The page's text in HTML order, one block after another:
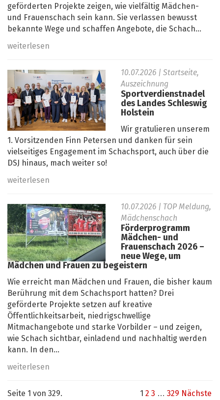
geförderten Projekte zeigen, wie vielfältig Mädchen-
und Frauenschach sein kann. Sie verlassen bewusst
bekannte Wege und schaffen Angebote, die Schach...
weiterlesen
10.07.2026 | Startseite,
Auszeichnung
Sportverdienstnadel
des Landes Schleswig
Holstein
Wir gratulieren unserem
1. Vorsitzenden Finn Petersen und danken für sein
vielseitiges Engagement im Schachsport, auch über die
DSJ hinaus, mach weiter so!
weiterlesen
10.07.2026 | TOP Meldung,
Mädchenschach
Förderprogramm
Mädchen- und
Frauenschach 2026 –
neue Wege, um
Mädchen und Frauen zu begeistern
Wie erreicht man Mädchen und Frauen, die bisher kaum
Berührung mit dem Schachsport hatten? Drei
geförderte Projekte setzen auf kreative
Öffentlichkeitsarbeit, niedrigschwellige
Mitmachangebote und starke Vorbilder – und zeigen,
wie Schach sichtbar, einladend und nachhaltig werden
kann. In den...
weiterlesen
Seite 1 von 329. 1 2 3 … 329 Nächste